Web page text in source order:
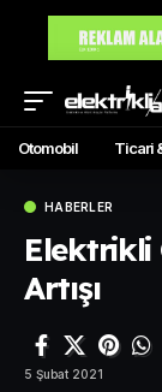
Otomobil Ticari
HABERLER
Elektrikli
Artışı
5 Şubat 2021